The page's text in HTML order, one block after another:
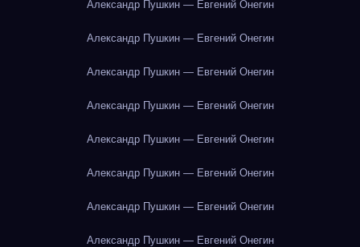
Александр Пушкин — Евгений Онегин
Александр Пушкин — Евгений Онегин
Александр Пушкин — Евгений Онегин
Александр Пушкин — Евгений Онегин
Александр Пушкин — Евгений Онегин
Александр Пушкин — Евгений Онегин
Александр Пушкин — Евгений Онегин
Александр Пушкин — Евгений Онегин